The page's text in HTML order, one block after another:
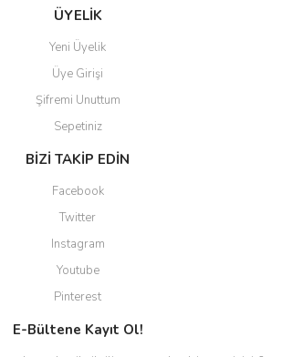
ÜYELİK
Yeni Üyelik
Üye Girişi
Şifremi Unuttum
Sepetiniz
BİZİ TAKİP EDİN
Facebook
Twitter
Instagram
Youtube
Pinterest
E-Bültene Kayıt Ol!